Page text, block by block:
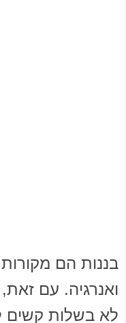
בננות הם
ואנרגיה. עם
לא בשלות קשים